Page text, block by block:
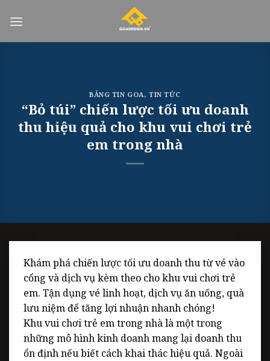
BẢNG TIN GOA, TIN TỨC
“Bỏ túi” chiến lược tối ưu doanh
thu hiệu quả cho khu vui chơi trẻ
em trong nhà
Khám phá chiến lược tối ưu doanh thu từ vé vào
cổng và dịch vụ kèm theo cho khu vui chơi trẻ
em. Tận dụng vé linh hoạt, dịch vụ ăn uống, quà
lưu niệm để tăng lợi nhuận nhanh chóng!
Khu vui chơi trẻ em trong nhà là một trong
những mô hình kinh doanh mang lại doanh thu
ổn định nếu biết cách khai thác hiệu quả. Ngoài